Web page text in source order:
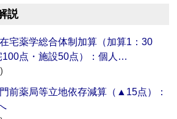
説
宅薬学総合体制加算（加算1：30
100点・施設50点）：個人…
前薬局等立地依存減算（▲15点）：